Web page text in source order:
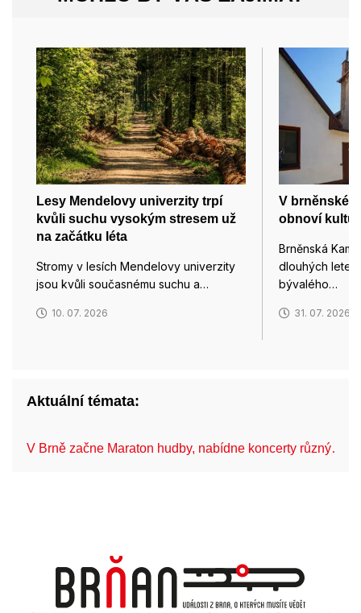
Lesy Mendelovy univerzity trpí
kvůli suchu vysokým stresem už
na začátku léta
Stromy v lesích Mendelovy univerzity
jsou kvůli současnému suchu a…
10. 07. 2026
V brněnské
obnoví
Brněnská
dlouhých
bývalého…
31. 07. 2026
Aktuální témata:
V Brně začne Maraton hudby, nabídne koncerty různý…